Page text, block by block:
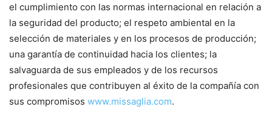
el cumplimiento con las normas internacional en relación a
la seguridad del producto; el respeto ambiental en la
selección de materiales y en los procesos de producción;
una garantía de continuidad hacia los clientes; la
salvaguarda de sus empleados y de los recursos
profesionales que contribuyen al éxito de la compañía con
sus compromisos www.missaglia.com.